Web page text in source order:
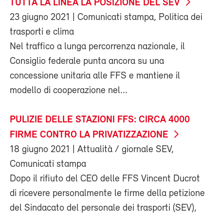
TUTTA LA LINEA LA POSIZIONE DEL SEV
23 giugno 2021
| Comunicati stampa, Politica dei
trasporti e clima
Nel traffico a lunga percorrenza nazionale, il
Consiglio federale punta ancora su una
concessione unitaria alle FFS e mantiene il
modello di cooperazione nel...
PULIZIE DELLE STAZIONI FFS: CIRCA 4000
FIRME CONTRO LA PRIVATIZZAZIONE
18 giugno 2021
| Attualità / giornale SEV,
Comunicati stampa
Dopo il rifiuto del CEO delle FFS Vincent Ducrot
di ricevere personalmente le firme della petizione
del Sindacato del personale dei trasporti (SEV),